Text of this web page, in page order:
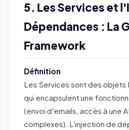
5. Les Services et
Dépendances : La
Framework
Définition
Les Services sont des objets
qui encapsulent une
(envoi d'emails, accès à une
complexes). L'injection de